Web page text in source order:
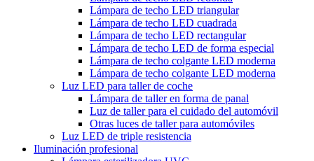
Lámpara de techo LED triangular
Lámpara de techo LED cuadrada
Lámpara de techo LED rectangular
Lámpara de techo LED de forma especial
Lámpara de techo colgante LED moderna
Lámpara de techo colgante LED moderna
Luz LED para taller de coche
Lámpara de taller en forma de panal
Luz de taller para el cuidado del automóvil
Otras luces de taller para automóviles
Luz LED de triple resistencia
Iluminación profesional